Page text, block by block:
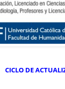
CICLO DE